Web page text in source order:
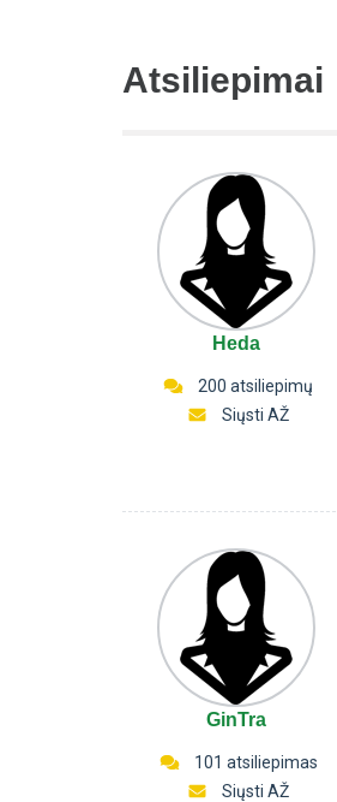
Atsiliepimai
Heda
200 atsiliepimų
Siųsti AŽ
GinTra
101 atsiliepimas
Siųsti AŽ